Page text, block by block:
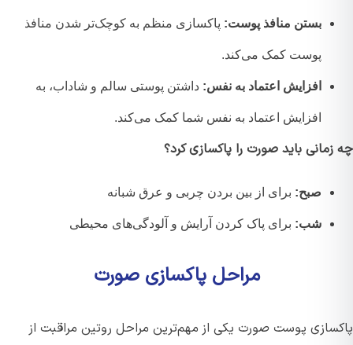
بستن منافذ پوست:پاکسازی منظم به کوچک‌تر شدن منافذ
پوست کمک می‌کند.
افزایش اعتماد به نفس:داشتن پوستی سالم و شاداب، به
افزایش اعتماد به نفس شما کمک می‌کند.
باید صورت را پاکسازی کرد؟
صبح:برای از بین بردن چربی و عرق شبانه
شب:برای پاک کردن آرایش و آلودگی‌های محیطی
مراحل پاکسازی صورت
پوست صورت یکی از مهم‌ترین مراحل روتین مراقبت از